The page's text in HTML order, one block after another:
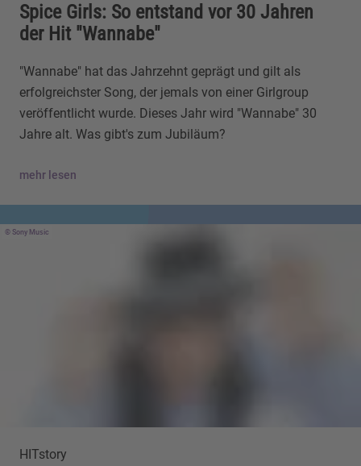
Spice Girls: So entstand vor 30 Jahren
der Hit "Wannabe"
"Wannabe" hat das Jahrzehnt geprägt und gilt als
erfolgreichster Song, der jemals von einer Girlgroup
veröffentlicht wurde. Dieses Jahr wird "Wannabe" 30
Jahre alt. Was gibt's zum Jubiläum?
mehr lesen
Sony Music
HITstory